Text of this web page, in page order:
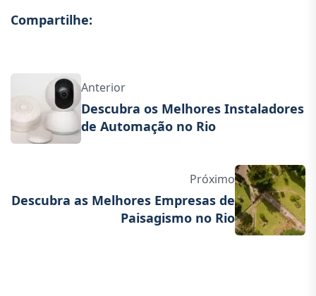
Compartilhe:
Anterior
Descubra os Melhores Instaladores
de Automação no Rio
Próximo
Descubra as Melhores Empresas de
Paisagismo no Rio